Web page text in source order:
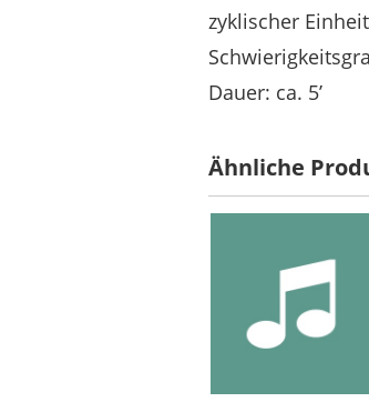
zyklischer
Dauer: ca. 5’
Ähnliche